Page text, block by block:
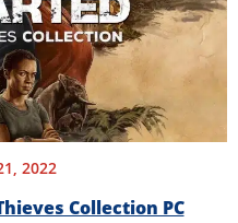
2022
Collection PC